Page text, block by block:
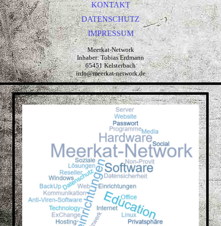
KONTAKT
DATENSCHUTZ
IMPRESSUM
Meerkat-Network
Inhaber: Tobias Erdmann
65451 Kelsterbach
info@meerkat-network.de